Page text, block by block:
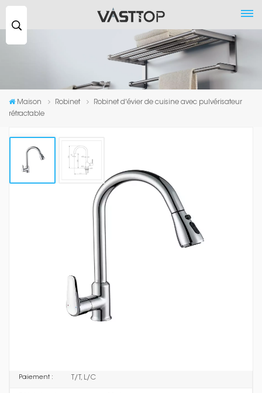
Maison Robinet
Robinet d'évier de cuisine avec pulvérisateur
rétractable
Robinet D'évier De Cuisine Avec
Pulvérisateur Rétractable
Notre robinet de cuisine à poignée unique en laiton avec
pulvérisateur rétractable est un robinet moderne de qualité
supérieure qui allie un design élégant à des fonctionnalités
pratiques. Ce robinet est conçu pour être utilisé dans les
cuisines résidentielles et est parfait pour laver la vaisselle,
préparer les aliments et nettoyer les dégâts.
Numéro d'article : F2038
Paiement : T/T, L/C